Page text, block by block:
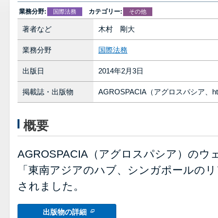
業務分野: 国際法務 カテゴリー: その他
著者など 木村 剛大
業務分野 国際法務
出版日 2014年2月3日
掲載誌・出版物 AGROSPACIA（アグロスパシア、
概要
AGROSPACIA（アグロスパシア）のウ
「東南アジアのハブ、シンガポールの
されました。
出版物の詳細